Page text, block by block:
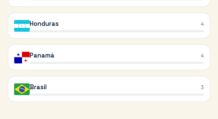
Honduras 4
Panamá 4
Brasil 3